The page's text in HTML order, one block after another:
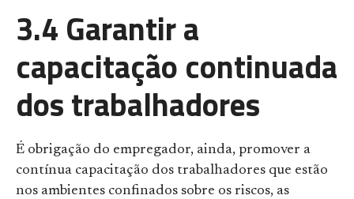
3.4 Garantir a
capacitação continuada
dos trabalhadores
É obrigação do empregador, ainda, promover a
contínua capacitação dos trabalhadores que estão
nos ambientes confinados sobre os riscos, as